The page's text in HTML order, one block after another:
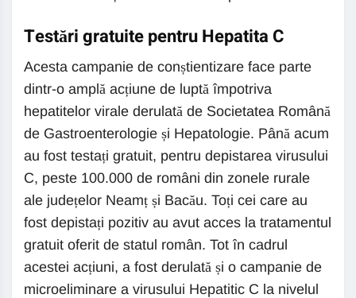
Testări gratuite pentru Hepatita C
Acesta campanie de conștientizare face parte
dintr-o amplă acțiune de luptă împotriva
hepatitelor virale derulată de Societatea Română
de Gastroenterologie și Hepatologie. Până acum
au fost testați gratuit, pentru depistarea virusului
C, peste 100.000 de români din zonele rurale
ale județelor Neamț și Bacău. Toți cei care au
fost depistați pozitiv au avut acces la tratamentul
gratuit oferit de statul român. Tot în cadrul
acestei acțiuni, a fost derulată și o campanie de
microeliminare a virusului Hepatitic C la nivelul